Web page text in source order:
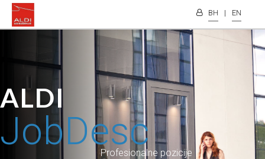
EN
|
BH
ALDI
JobDesc
Profesionalne pozicije